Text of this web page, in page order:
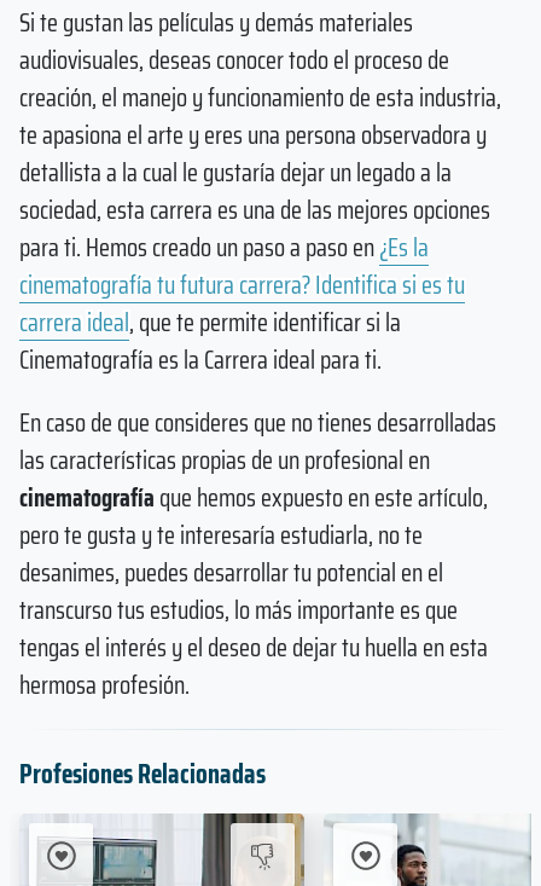
Si te gustan las películas y demás materiales
audiovisuales, deseas conocer todo el proceso de
creación, el manejo y funcionamiento de esta industria,
te apasiona el arte y eres una persona observadora y
detallista a la cual le gustaría dejar un legado a la
sociedad, esta carrera es una de las mejores opciones
para ti. Hemos creado un paso a paso en¿Es la
cinematografía tu futura carrera? Identifica si es tu
carrera ideal, que te permite identificar si la
Cinematografía es la Carrera ideal para ti.
En caso de que consideres que no tienes desarrolladas
las características propias de un profesional en
cinematografíaque hemos expuesto en este artículo,
pero te gusta y te interesaría estudiarla, no te
desanimes, puedes desarrollar tu potencial en el
transcurso tus estudios, lo más importante es que
tengas el interés y el deseo de dejar tu huella en esta
hermosa profesión.
Profesiones Relacionadas